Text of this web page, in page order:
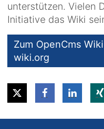
unterstützen. Vielen
Initiative das Wiki
Zum OpenCms
wiki.org